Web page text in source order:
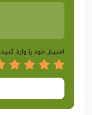
امتیاز خود را وارد کنید